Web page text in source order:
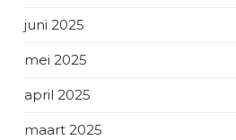
juni 2025
mei 2025
april 2025
maart 2025